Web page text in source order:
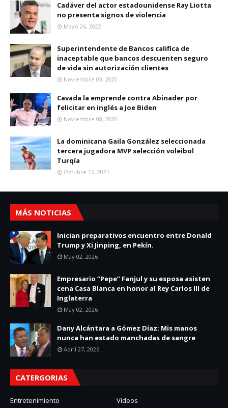
Cadáver del actor estadounidense Ray Liotta
no presenta signos de violencia
Mayo 26, 2022
Superintendente de Bancos califica de
inaceptable que bancos descuenten seguro
de vida sin autorización clientes
Noviembre 03, 2020
Cavada la emprende contra Abinader por
felicitar en inglés a Joe Biden
Noviembre 08, 2020
La dominicana Gaila González seleccionada
tercera jugadora MVP selección voleibol
Turqía
Octubre 16, 2021
MÁS NOTICIAS
Inician preparativos encuentro entre Donald
Trump y Xi Jinping, en Pekín.
May 02, 2026
Empresario “Pepe” Fanjul y su esposa asisten
cena Casa Blanca en honor al Rey Carlos III de
Inglaterra
May 02, 2026
Dany Alcántara a Gómez Díaz: Mis manos
nunca han estado manchadas de sangre
April 27, 2026
CATERGORIAS
Entretenimiento
Videos